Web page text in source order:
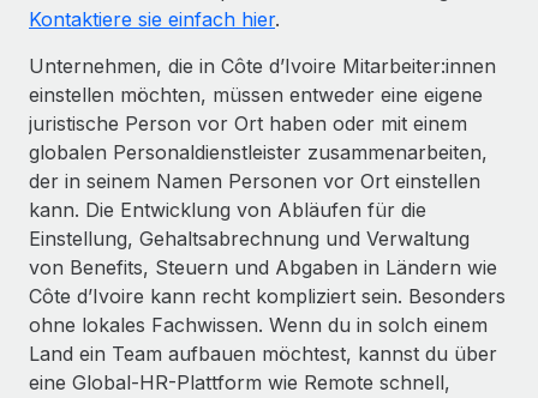
Kontaktiere sie einfach hier.
Unternehmen, die in Côte d’Ivoire Mitarbeiter:innen
einstellen möchten, müssen entweder eine eigene
juristische Person vor Ort haben oder mit einem
globalen Personaldienstleister zusammenarbeiten,
der in seinem Namen Personen vor Ort einstellen
kann. Die Entwicklung von Abläufen für die
Einstellung, Gehaltsabrechnung und Verwaltung
von Benefits, Steuern und Abgaben in Ländern wie
Côte d’Ivoire kann recht kompliziert sein. Besonders
ohne lokales Fachwissen. Wenn du in solch einem
Land ein Team aufbauen möchtest, kannst du über
eine Global-HR-Plattform wie Remote schnell,